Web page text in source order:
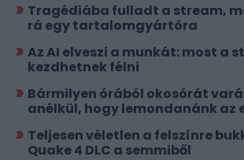
Tragédiába fulladt a stream,
rá egy tartalomgyártóra
Az AI elveszi a munkát: most a
kezdhetnek félni
Bármilyen órából okosórát
anélkül, hogy lemondanánk az
Teljesen véletlen a felszínre
Quake 4 DLC a semmiből